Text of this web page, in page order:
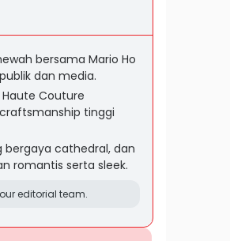
bersama Mario Ho
dan media.
Couture
tinggi
bergaya cathedral, dan
romantis serta sleek.
editorial team.